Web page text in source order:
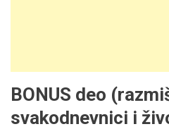
BONUS deo
svakodnevnici i